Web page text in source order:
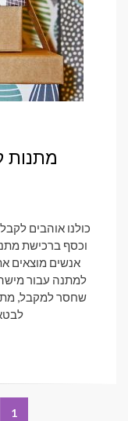
מתנות
כולנו אוהבים
וכסף ברכישת
אנשים מוצאים
למתנה עבור
שחסר למקבל,
1